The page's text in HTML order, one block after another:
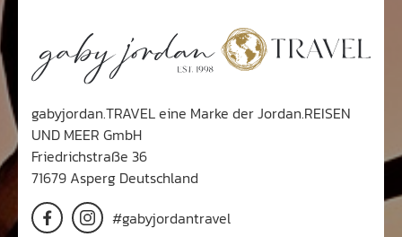
gabyjordan.TRAVEL eine Marke der Jordan.REISEN
UND MEER GmbH
Friedrichstraße 36
71679 Asperg Deutschland
#gabyjordantravel